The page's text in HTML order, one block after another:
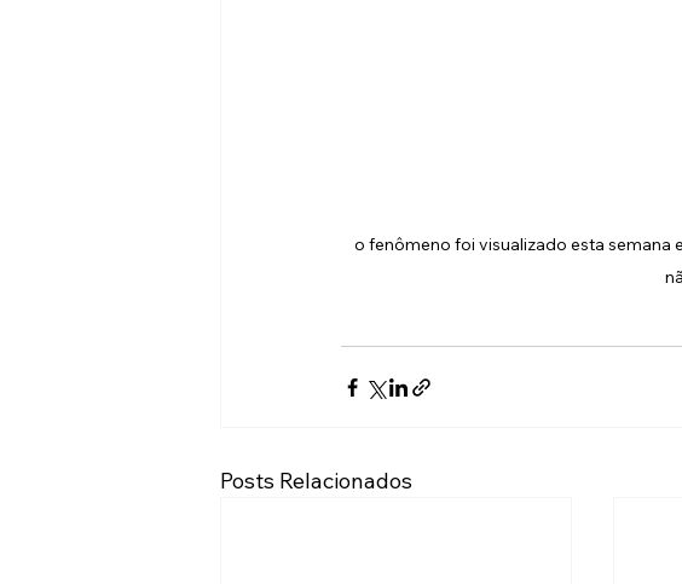
o fenômeno foi visualizado esta semana
Posts Relacionados